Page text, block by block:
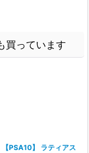
買っています
【PSA10】 ラティアス